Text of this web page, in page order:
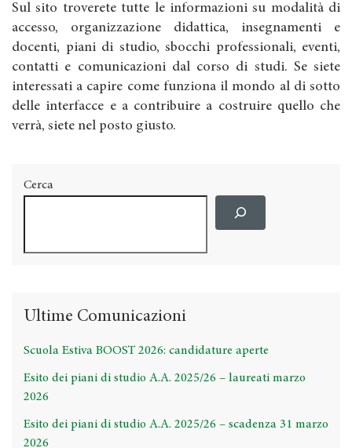
Sul sito troverete tutte le informazioni su modalità di
accesso, organizzazione didattica, insegnamenti e
docenti, piani di studio, sbocchi professionali, eventi,
contatti e comunicazioni dal corso di studi. Se siete
interessati a capire come funziona il mondo al di sotto
delle interfacce e a contribuire a costruire quello che
verrà, siete nel posto giusto.
Cerca
Ultime Comunicazioni
Scuola Estiva BOOST 2026: candidature aperte
Esito dei piani di studio A.A. 2025/26 – laureati marzo
2026
Esito dei piani di studio A.A. 2025/26 – scadenza 31 marzo
2026